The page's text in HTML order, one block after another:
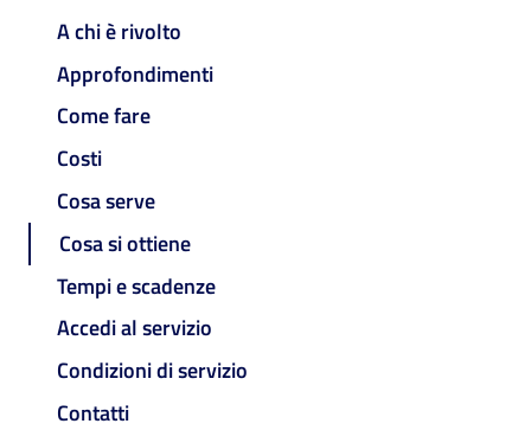
A chi è rivolto
Approfondimenti
Come fare
Costi
Cosa serve
Cosa si ottiene
Tempi e scadenze
Accedi al servizio
Condizioni di servizio
Contatti